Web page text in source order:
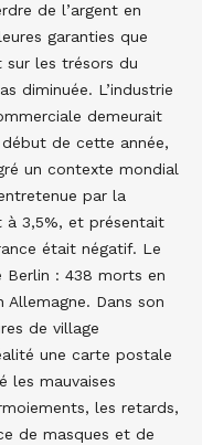
de l’argent en
garanties que
sur les trésors du
diminuée. L’industrie
demeurait
de cette année,
un contexte mondial
par la
à 3,5%, et présentait
était négatif. Le
Berlin : 438 morts en
Allemagne. Dans son
de village
une carte postale
les mauvaises
les retards,
de masques et de